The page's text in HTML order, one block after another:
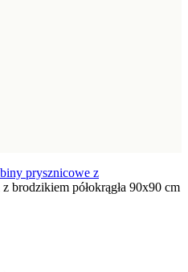
prysznicowe z
brodzikiem półokrągła 90x90 cm